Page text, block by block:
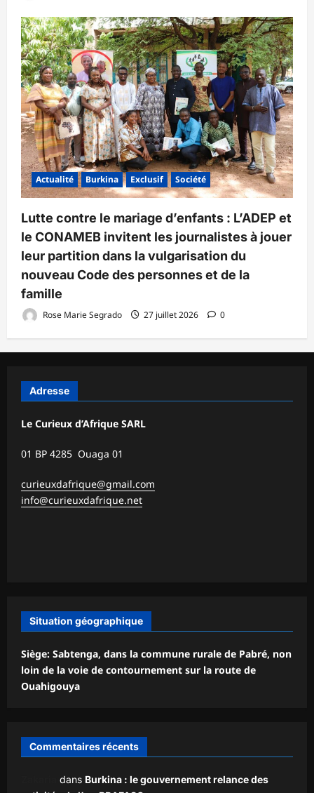
Actualité Burkina Exclusif Société
Lutte contre le mariage d’enfants : L’ADEP et
le CONAMEB invitent les journalistes à jouer
leur partition dans la vulgarisation du
nouveau Code des personnes et de la
famille
Rose Marie Segrado 27 juillet 2026 0
Adresse
Le Curieux d’Afrique SARL
01 BP 4285 Ouaga 01
curieuxdafrique@gmail.com
info@curieuxdafrique.net
Situation géographique
Siège: Sabtenga, dans la commune rurale de Pabré, non
loin de la voie de contournement sur la route de
Ouahigouya
Commentaires récents
dans Burkina : le gouvernement relance des